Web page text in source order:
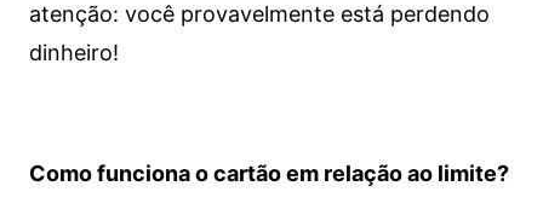
atenção: você provavelmente está perdendo
dinheiro!
Como funciona o cartão em relação ao limite?